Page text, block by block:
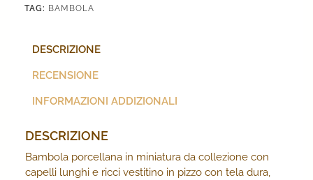
TAG: BAMBOLA
DESCRIZIONE
RECENSIONE
INFORMAZIONI ADDIZIONALI
DESCRIZIONE
Bambola porcellana in miniatura da collezione con
capelli lunghi e ricci vestitino in pizzo con tela dura,